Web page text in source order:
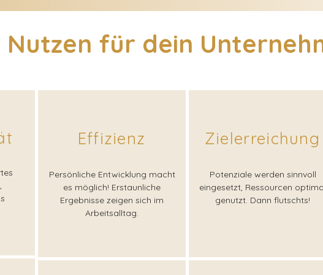
Nutzen für dein
Effizienz
Persönliche Entwicklung macht
es möglich! Erstaunliche
Ergebnisse zeigen sich im
Arbeitsalltag.
Zielerreichung
Potenziale werden sinnvoll
eingesetzt, Ressourcen
genutzt. Dann flutschts!